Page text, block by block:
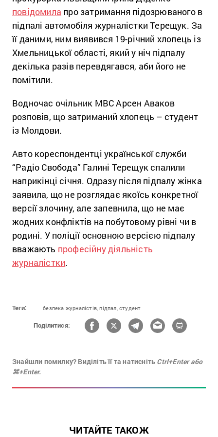
повідомила про затримання підозрюваного в
підпалі автомобіля журналістки Терещук. За
її даними, ним виявився 19-річний хлопець із
Хмельницької області, який у ніч підпалу
декілька разів перевдягався, аби його не
помітили.
Водночас очільник МВС Арсен Аваков
розповів, що затриманий хлопець – студент
із Молдови.
Авто кореспондентці української служби
“Радіо Свобода” Галині Терещук спалили
наприкінці січня. Одразу після підпалу жінка
заявила, що не розглядає якоїсь конкретної
версії злочину, але запевнила, що не має
жодних конфліктів на побутовому рівні чи в
родині. У поліції основною версією підпалу
вважають професійну діяльність
журналістки.
Теги: безпека журналістів, підпал, студент
Поділитися:
Знайшли помилку? Виділіть її та натисніть Ctrl+Enter або
⌘+Enter.
ЧИТАЙТЕ ТАКОЖ